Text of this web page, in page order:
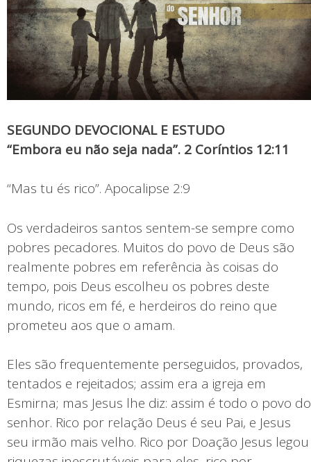
SEGUNDO DEVOCIONAL E ESTUDO
“Embora eu não seja nada”. 2 Coríntios 12:11
“Mas tu és rico”. Apocalipse 2:9
Os verdadeiros santos sentem-se sempre como
pobres pecadores. Muitos do povo de Deus são
realmente pobres em referência às coisas do
tempo, pois Deus escolheu os pobres deste
mundo, ricos em fé, e herdeiros do reino que
prometeu aos que o amam.
Eles são frequentemente perseguidos, provados,
tentados e rejeitados; assim era a igreja em
Esmirna; mas Jesus lhe diz: assim é todo o povo do
senhor. Rico por relação Deus é seu Pai, e Jesus
seu irmão mais velho. Rico por Doação Jesus legou